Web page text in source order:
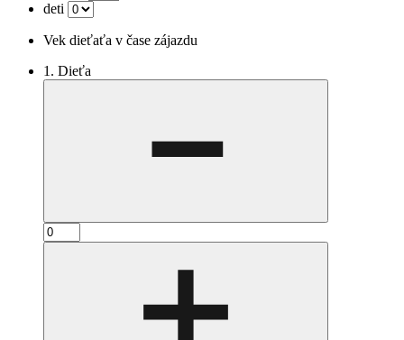
deti
Vek dieťaťa v čase zájazdu
1. Dieťa